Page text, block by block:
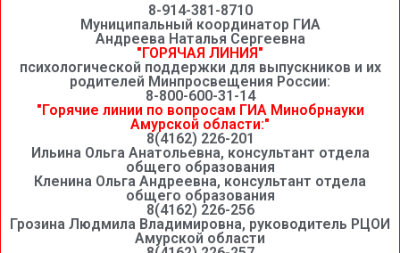
8-914-381-8710
Муниципальный координатор ГИА
Андреева Наталья Сергеевна
"ГОРЯЧАЯ ЛИНИЯ"
психологической поддержки для выпускников и их
родителей Минпросвещения России:
8-800-600-31-14
"Горячие линии по вопросам ГИА Минобрнауки
Амурской области:"
8(4162) 226-201
Ильина Ольга Анатольевна, консультант отдела
общего образования
Кленина Ольга Андреевна, консультант отдела
общего образования
8(4162) 226-256
Грозина Людмила Владимировна, руководитель РЦОИ
Амурской области